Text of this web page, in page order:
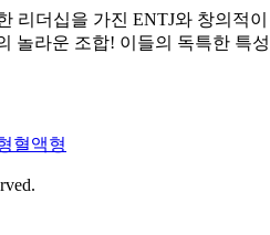
리더십을 가진 ENTJ와 창의적이
놀라운 조합! 이들의 독특한 특성
혈액형